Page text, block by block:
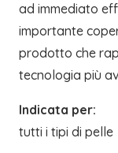
ad immediato
importante
prodotto che
tecnologia più
Indicata per:
tutti i tipi di pelle